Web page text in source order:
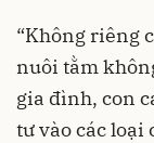
“Không riêng
nuôi tằm
gia đình, con
tư vào các loại